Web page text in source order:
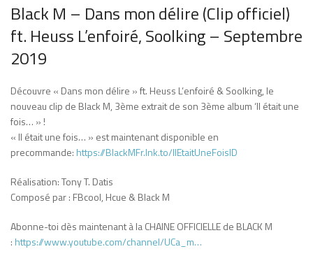
Black M – Dans mon délire (Clip officiel)
ft. Heuss L’enfoiré, Soolking – Septembre
2019
Découvre « Dans mon délire » ft. Heuss L’enfoiré & Soolking, le
nouveau clip de Black M, 3ème extrait de son 3ème album ‘Il était une
fois… » !
« Il était une fois… » est maintenant disponible en
precommande: https://BlackMFr.lnk.to/IlEtaitUneFoisID
Réalisation: Tony T. Datis
Composé par : FBcool, Hcue & Black M
Abonne-toi dès maintenant à la CHAINE OFFICIELLE de BLACK M
: https://www.youtube.com/channel/UCa_m…